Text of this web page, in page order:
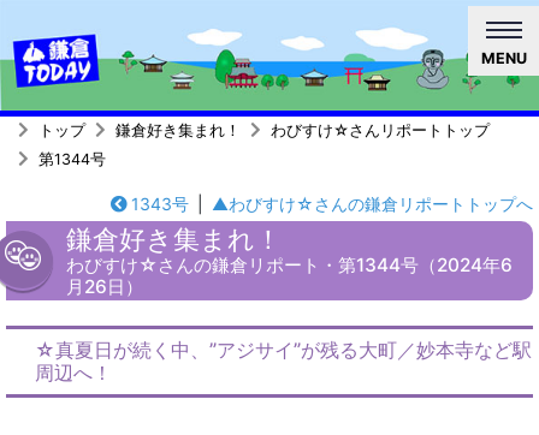
MENU
トップ 鎌倉好き集まれ！
わびすけ☆さんリポートトップ
第1344号
1343号 ▲わびすけ☆さんの鎌倉リポートトップへ
鎌倉好き集まれ！
わびすけ☆さんの鎌倉リポート・第1344号（2024年6
月26日）
☆真夏日が続く中、”アジサイ”が残る大町／妙本寺など駅
周辺へ！